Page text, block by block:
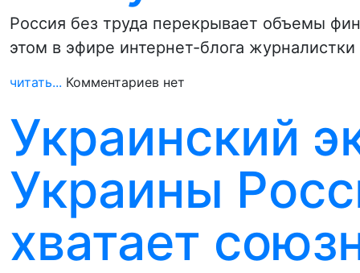
Россия без труда перекрывает объемы
этом в эфире интернет-блога
читать... Комментариев нет
Украинский
Украины
хватает